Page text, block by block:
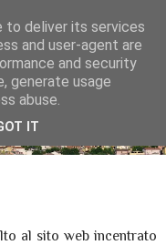
al sito web incentrato
to deliver its services
and user-agent are
and security
generate usage
abuse.
IT